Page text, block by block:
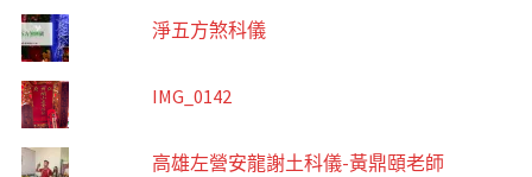
淨五方煞科儀
IMG_0142
高雄左營安龍謝土科儀-黃鼎頤老師